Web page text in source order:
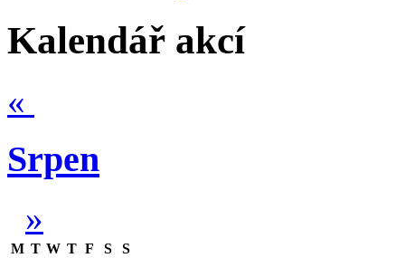
Kalendář akcí
«
Srpen
»
M T W T F S
S